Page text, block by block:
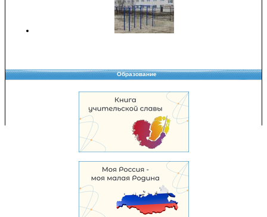
Образование
Copyright © 2008-2026 Управление образования
Перепечатка и использование материалов возможны только с разрешения
Управления образования.
103,968,832 уникальных посетителей